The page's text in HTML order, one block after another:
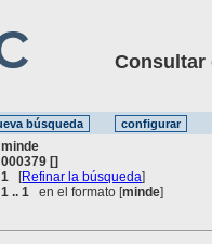
Consultar
minde
000379 []
1 [Refinar la búsqueda]
1 .. 1 en el formato [minde]